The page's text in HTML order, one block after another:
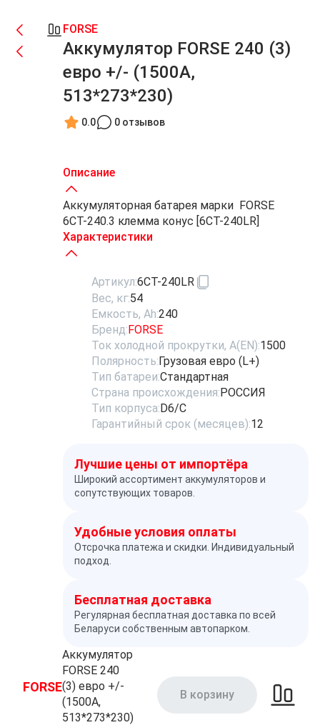
FORSE
Аккумулятор FORSE 240 (3)
евро +/- (1500A,
513*273*230)
0.0 0 отзывов
Описание
Аккумуляторная батарея марки FORSE
6СТ-240.3 клемма конус [6СТ-240LR]
Характеристики
Артикул:6СТ-240LR
Вес, кг:54
Емкость, Ah:240
Бренд:FORSE
Ток холодной прокрутки, A(EN):1500
Полярность:Грузовая евро (L+)
Тип батареи:Стандартная
Страна происхождения:РОССИЯ
Тип корпуса:D6/C
Гарантийный срок (месяцев):12
Лучшие цены от импортёра
Широкий ассортимент аккумуляторов и
сопутствующих товаров.
Удобные условия оплаты
Отсрочка платежа и скидки. Индивидуальный
подход.
Бесплатная доставка
Регулярная бесплатная доставка по всей
Беларуси собственным автопарком.
FORSE
Аккумулятор
FORSE 240
(3) евро +/-
(1500A,
513*273*230)
В корзину